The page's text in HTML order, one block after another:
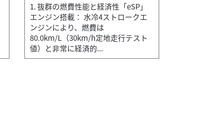
バイク館熊谷店
1. 抜群の燃費性能と経済性「eSP」
エンジン搭載： 水冷4ストロークエ
ンジンにより、燃費は
80.0km/L（30km/h定地走行テスト
値）と非常に経済的...